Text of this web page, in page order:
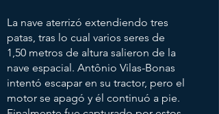
La nave aterrizó extendiendo tres
patas, tras lo cual varios seres de
1,50 metros de altura salieron de la
nave espacial. Antônio Vilas-Bonas
intentó escapar en su tractor, pero el
motor se apagó y él continuó a pie.